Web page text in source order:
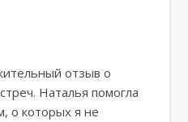
отзыв о
Наталья помогла
о которых я не